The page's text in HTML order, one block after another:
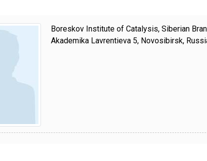
Boreskov Institute of Catalysis, Siberian
Akademika Lavrentieva 5, Novosibirsk,